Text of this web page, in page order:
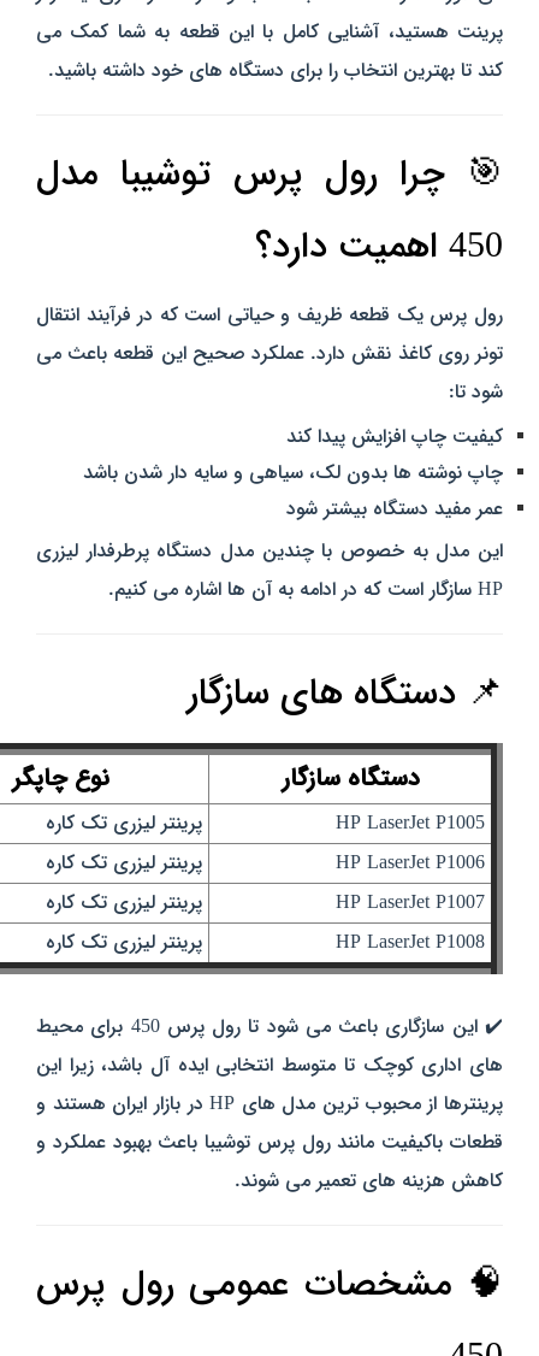
پرینت هستید، آشنایی کامل با این قطعه به شما کمک می‌
کند تا بهترین انتخاب را برای دستگاه‌ های خود داشته باشید.
🎯 چرا رول پرس توشیبا مدل
450 اهمیت دارد؟
رول پرس یک قطعه ظریف و حیاتی است که در فرآیند انتقال
تونر روی کاغذ نقش دارد. عملکرد صحیح این قطعه باعث می‌
شود تا:
کیفیت چاپ افزایش پیدا کند
چاپ نوشته‌ ها بدون لک، سیاهی و سایه‌ دار شدن باشد
عمر مفید دستگاه بیشتر شود
این مدل به‌ خصوص با چندین مدل دستگاه پرطرفدار لیزری
HP سازگار است که در ادامه به آن‌ ها اشاره می‌ کنیم.
📌 دستگاه‌ های سازگار
دستگاه سازگار نوع چاپگر
پرینتر لیزری تک‌ کاره
پرینتر لیزری تک‌ کاره
پرینتر لیزری تک‌ کاره
پرینتر لیزری تک‌ کاره
✔️ این سازگاری باعث می‌ شود تا رول پرس 450 برای محیط‌
های اداری کوچک تا متوسط انتخابی ایده‌ آل باشد، زیرا این
پرینترها از محبوب‌ ترین مدل‌ های HP در بازار ایران هستند و
قطعات باکیفیت مانند رول پرس توشیبا باعث بهبود عملکرد و
کاهش هزینه‌ های تعمیر می‌ شوند.
🧠 مشخصات عمومی رول پرس